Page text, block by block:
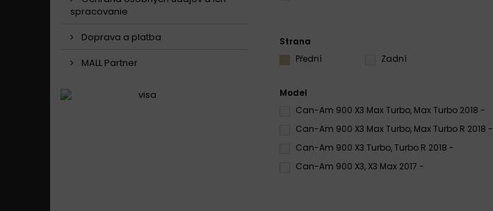
spracovanie
Doprava a platba
MALL Partner
Strana
Přední
Zadní
Model
Can-Am 900 X3 Max Turbo, Max Turbo 2018 -
Can-Am 900 X3 Max Turbo, Max Turbo R 2018 -
Can-Am 900 X3 Turbo, Turbo R 2018 -
Can-Am 900 X3, X3 Max 2017 -